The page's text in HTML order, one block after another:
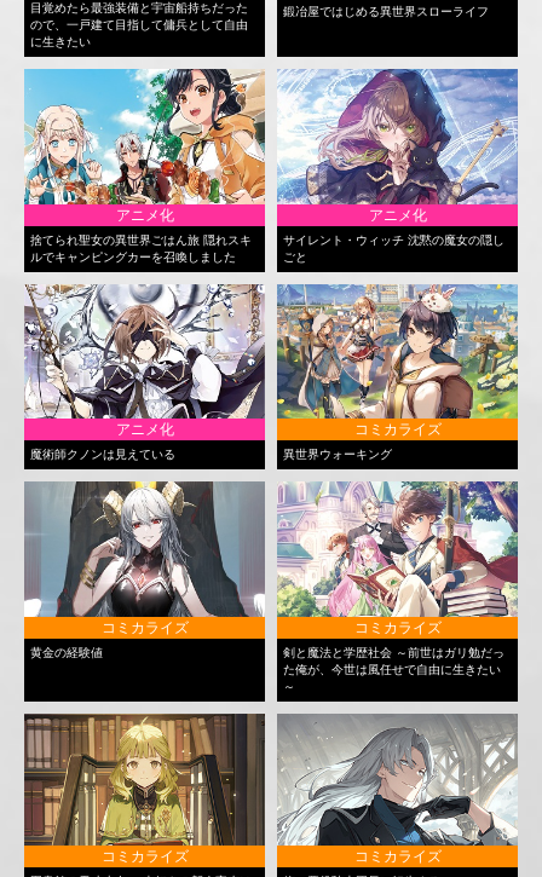
目覚めたら最強装備と宇宙船持ちだった
ので、一戸建て目指して傭兵として自由
に生きたい
鍛冶屋ではじめる異世界スローライフ
アニメ化
捨てられ聖女の異世界ごはん旅 隠れスキ
ルでキャンピングカーを召喚しました
アニメ化
サイレント・ウィッチ 沈黙の魔女の隠し
ごと
アニメ化
魔術師クノンは見えている
コミカライズ
異世界ウォーキング
コミカライズ
黄金の経験値
コミカライズ
剣と魔法と学歴社会 ～前世はガリ勉だっ
た俺が、今世は風任せで自由に生きたい
～
コミカライズ コミカライズ